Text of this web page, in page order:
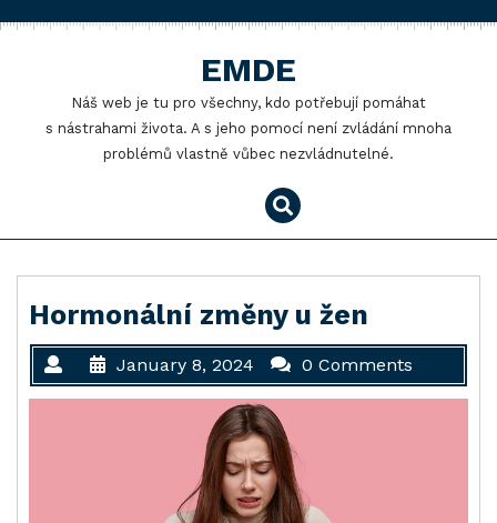
EMDE
Náš web je tu pro všechny, kdo potřebují pomáhat
s nástrahami života. A s jeho pomocí není zvládání mnoha
problémů vlastně vůbec nezvládnutelné.
Hormonální změny u žen
January 8, 2024 0 Comments